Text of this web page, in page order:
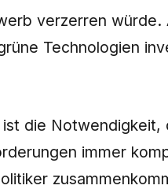
verzerren
Technologien
die
immer